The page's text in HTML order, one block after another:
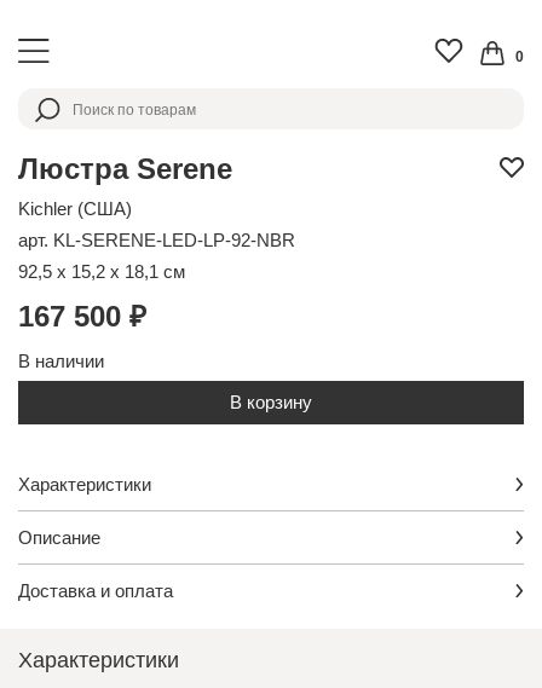
0
Люстра Serene
Kichler (США)
арт. KL-SERENE-LED-LP-92-NBR
92,5 x 15,2 x 18,1 см
167 500 ₽
В наличии
В корзину
Характеристики
Описание
Доставка и оплата
Характеристики